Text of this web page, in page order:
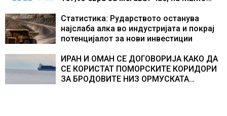
Статистика: Рударството останува
најслаба алка во индустријата и покрај
потенцијалот за нови инвестиции
ИРАН И ОМАН СЕ ДОГОВОРИЈА КАКО ДА
СЕ КОРИСТАТ ПОМОРСКИТЕ КОРИДОРИ
ЗА БРОДОВИТЕ НИЗ ОРМУСКАТА